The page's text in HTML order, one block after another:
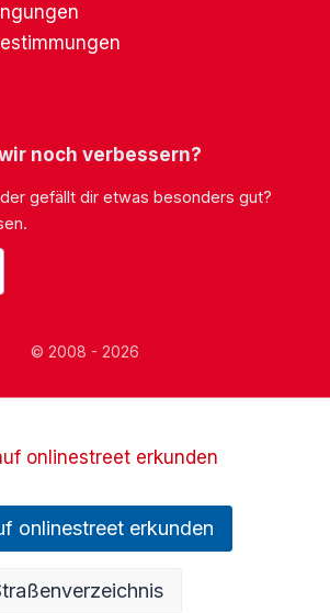
noch verbessern?
gefällt dir etwas besonders gut?
© 2008 - 2026
onlinestreet erkunden